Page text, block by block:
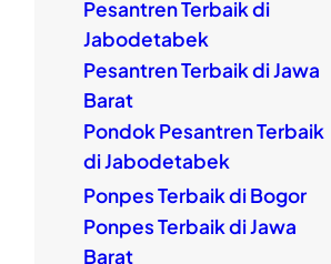
Pesantren Terbaik di
Jabodetabek
Pesantren Terbaik di Jawa
Barat
Pondok Pesantren Terbaik
di Jabodetabek
Ponpes Terbaik di Bogor
Ponpes Terbaik di Jawa
Barat